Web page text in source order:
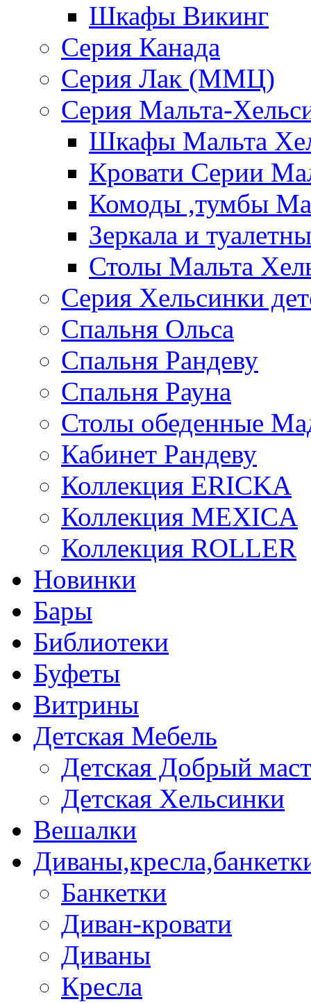
Шкафы Викинг
Серия Канада
Серия Лак (ММЦ)
Серия Мальта-
Шкафы Мальта
Кровати Серии
Комоды ,тумбы
Зеркала и
Столы Мальта
Серия Хельсинки
Спальня Ольса
Спальня Рандеву
Спальня Рауна
Столы обеденные
Кабинет Рандеву
Коллекция ERICKA
Коллекция MEXICA
Коллекция ROLLER
Новинки
Бары
Библиотеки
Буфеты
Витрины
Детская Мебель
Детская Добрый
Детская Хельсинки
Вешалки
Банкетки
Диван-кровати
Диваны
Кресла